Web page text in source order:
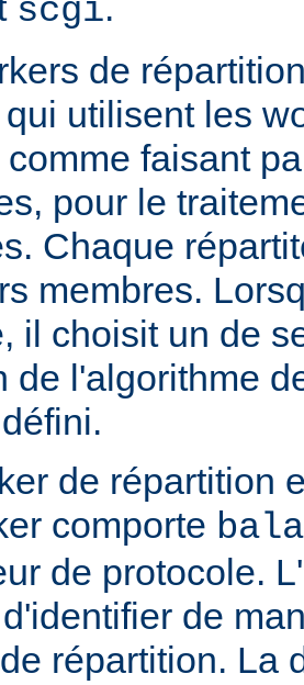
scgi
de
utilisent les
faisant
pour le
Chaque
membres.
il choisit un de
de l'algorithme
de répartition
comporte
de protocole.
de
répartition. La